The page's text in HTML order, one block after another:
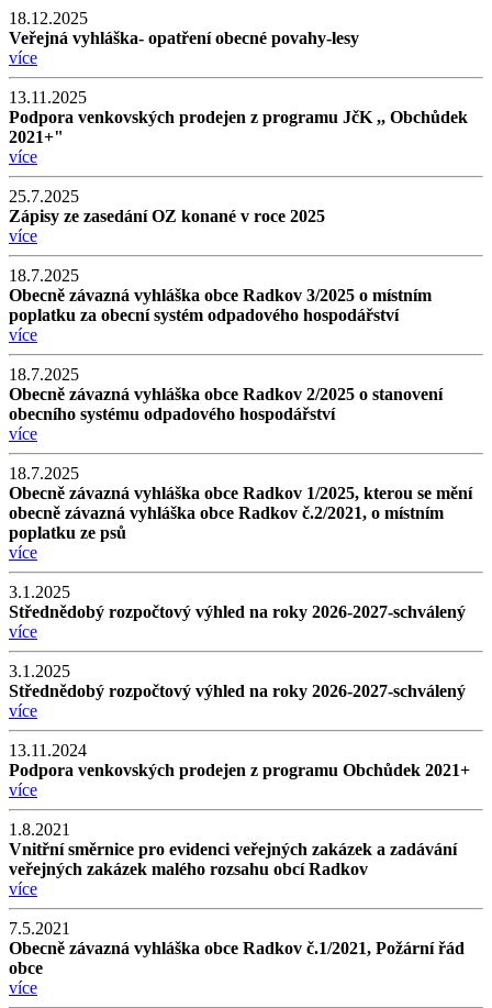
18.12.2025
Veřejná vyhláška- opatření obecné povahy-lesy
více
13.11.2025
Podpora venkovských prodejen z programu JčK ,, Obchůdek
2021+"
více
25.7.2025
Zápisy ze zasedání OZ konané v roce 2025
více
18.7.2025
Obecně závazná vyhláška obce Radkov 3/2025 o místním
poplatku za obecní systém odpadového hospodářství
více
18.7.2025
Obecně závazná vyhláška obce Radkov 2/2025 o stanovení
obecního systému odpadového hospodářství
více
18.7.2025
Obecně závazná vyhláška obce Radkov 1/2025, kterou se mění
obecně závazná vyhláška obce Radkov č.2/2021, o místním
poplatku ze psů
více
3.1.2025
Střednědobý rozpočtový výhled na roky 2026-2027-schválený
více
3.1.2025
Střednědobý rozpočtový výhled na roky 2026-2027-schválený
více
13.11.2024
Podpora venkovských prodejen z programu Obchůdek 2021+
více
1.8.2021
Vnitřní směrnice pro evidenci veřejných zakázek a zadávání
veřejných zakázek malého rozsahu obcí Radkov
více
7.5.2021
Obecně závazná vyhláška obce Radkov č.1/2021, Požární řád
obce
více